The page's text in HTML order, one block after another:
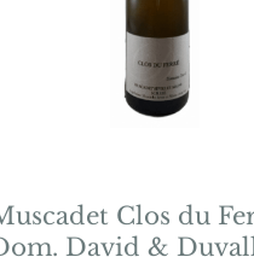
Clos du
David &